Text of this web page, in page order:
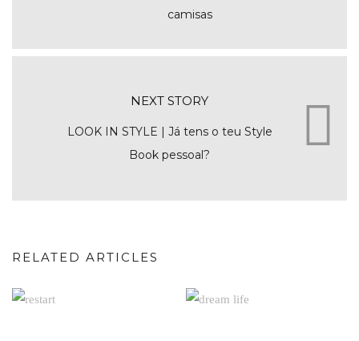
camisas
NEXT STORY
LOOK IN STYLE | Já tens o teu Style
Book pessoal?
RELATED ARTICLES